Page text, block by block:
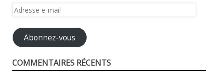
Adresse
mail
Abonnez-vous
COMMENTAIRES RÉCENTS